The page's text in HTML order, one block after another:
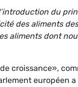
du
des aliments
aliments dont
croissance»,
européen